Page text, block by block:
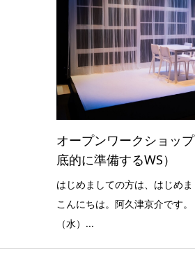
オープンワークショッ
底的に準備するWS）
はじめましての方は、はじめ
こんにちは。阿久津京介です
（水）...